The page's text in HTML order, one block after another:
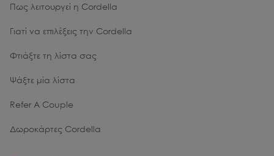
Πως λειτουργεί η Cordella
Γιατί να επιλέξεις την Cordella
Φτιάξτε τη λίστα σας
Ψάξτε μία λίστα
Refer A Couple
Δωροκάρτες Cordella